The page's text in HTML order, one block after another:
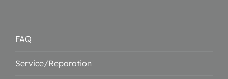
FAQ
Service/Reparation